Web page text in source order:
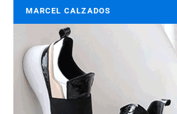
MARCEL CALZADOS